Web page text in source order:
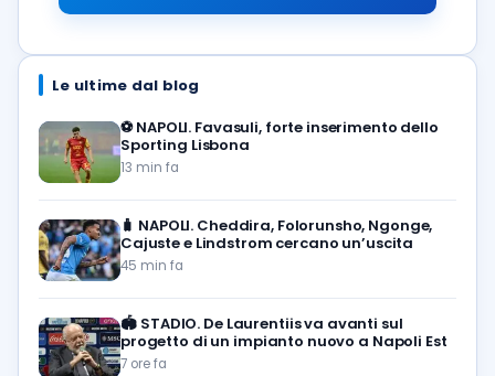
Le ultime dal blog
⚽️ NAPOLI. Favasuli, forte inserimento dello
Sporting Lisbona
13 min fa
🧳 NAPOLI. Cheddira, Folorunsho, Ngonge,
Cajuste e Lindstrom cercano un’uscita
45 min fa
🏟️ STADIO. De Laurentiis va avanti sul
progetto di un impianto nuovo a Napoli Est
7 ore fa